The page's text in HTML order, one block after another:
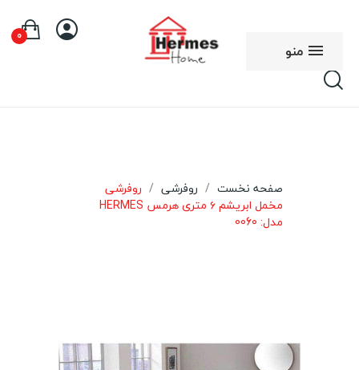
منو
0
صفحه نخست روفرشی
روفرشی
مخمل ابریشم ۶ متری هرمس HERMES
مدل: 0060